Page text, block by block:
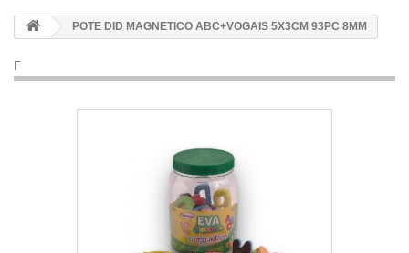
POTE DID MAGNETICO ABC+VOGAIS 5X3CM 93PC 8MM
F